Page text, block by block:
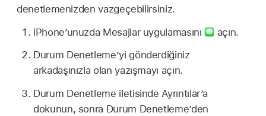
denetlemenizden vazgeçebilirsiniz.
iPhone’unuzda Mesajlar uygulamasını
açın.
Durum Denetleme’yi gönderdiğiniz
arkadaşınızla olan yazışmayı açın.
Durum Denetleme iletisinde Ayrıntılar’a
dokunun, sonra Durum Denetleme’den